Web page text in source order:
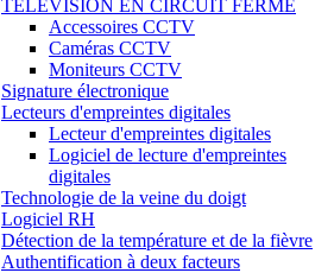
TÉLÉVISION EN CIRCUIT FERMÉ
Accessoires CCTV
Caméras CCTV
Moniteurs CCTV
Signature électronique
Lecteurs d'empreintes digitales
Lecteur d'empreintes digitales
Logiciel de lecture d'empreintes
digitales
Technologie de la veine du doigt
Logiciel RH
Détection de la température et de la fièvre
Authentification à deux facteurs